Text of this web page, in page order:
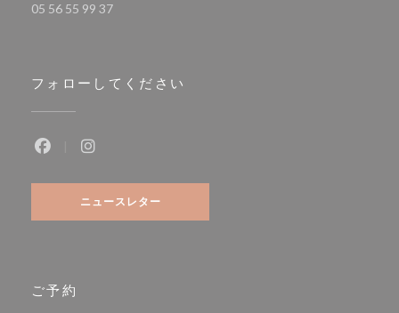
05 56 55 99 37
フォローしてください
ニュースレター
ご予約